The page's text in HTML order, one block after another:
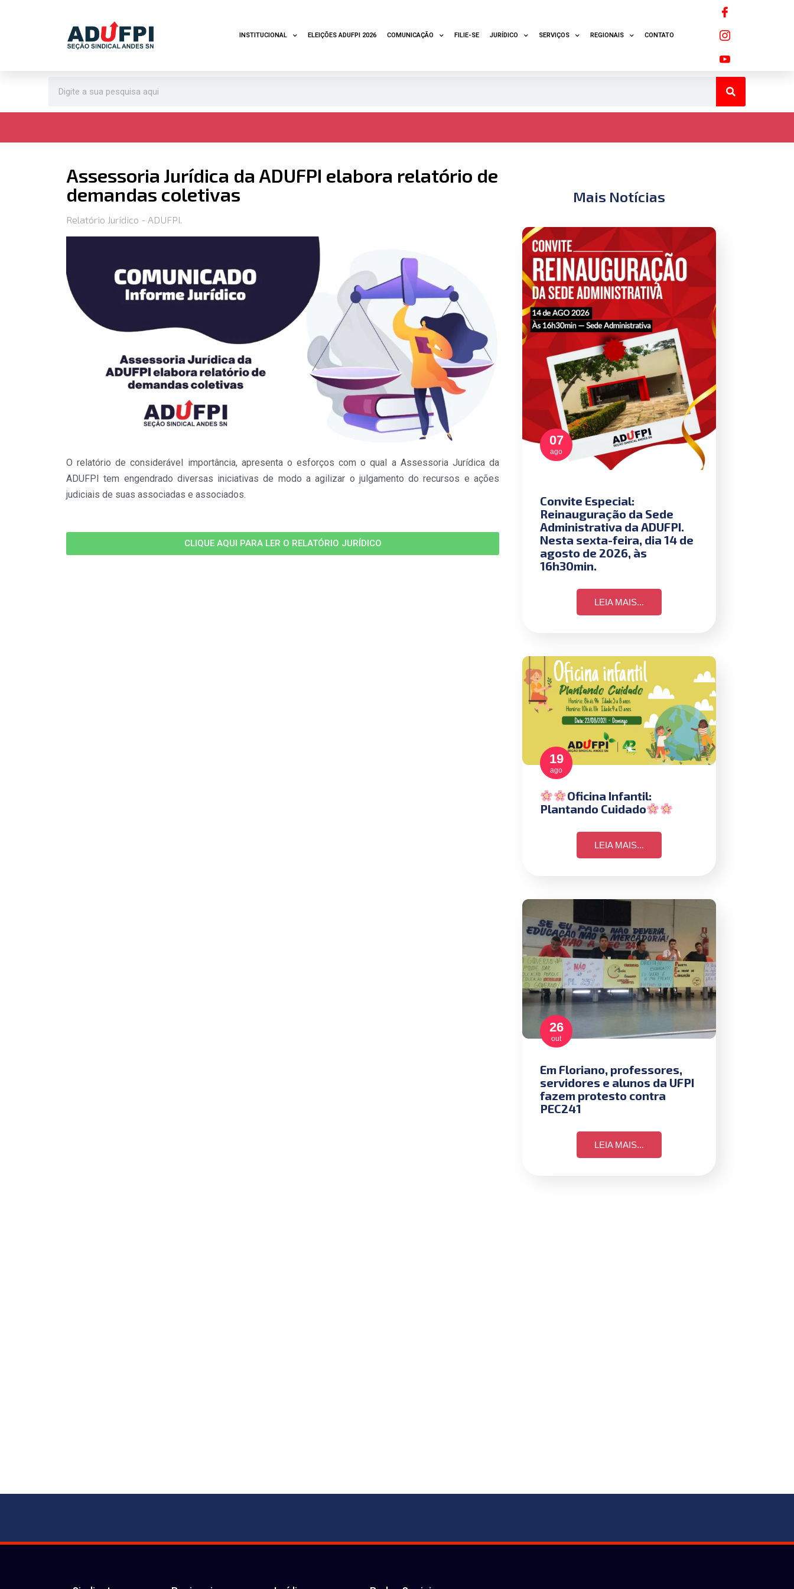
INSTITUCIONAL ELEIÇÕES ADUFPI 2026 COMUNICAÇÃO FILIE-SE JURÍDICO SERVIÇOS REGIONAIS CONTATO
Assessoria Jurídica da ADUFPI elabora relatório de
demandas coletivas
Relatório Jurídico - ADUFPI.
O relatório de considerável importância, apresenta o esforços com o qual a Assessoria Jurídica da
ADUFPI tem engendrado diversas iniciativas de modo a agilizar o julgamento do recursos e ações
judiciais de suas associadas e associados.
CLIQUE AQUI PARA LER O RELATÓRIO JURÍDICO
Mais Notícias
07
ago
Convite Especial:
Reinauguração da Sede
Administrativa da ADUFPI.
Nesta sexta-feira, dia 14 de
agosto de 2026, às
16h30min.
LEIA MAIS...
19
ago
Oficina Infantil:
Plantando Cuidado
LEIA MAIS...
26
out
Em Floriano, professores,
servidores e alunos da UFPI
fazem protesto contra
PEC241
LEIA MAIS...